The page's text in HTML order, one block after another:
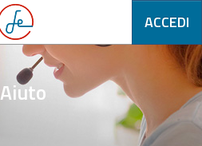
ACCEDI
Aiuto